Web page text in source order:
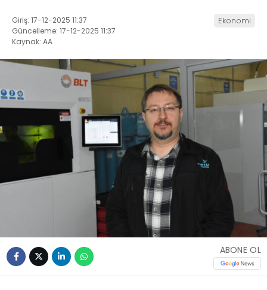
Giriş: 17-12-2025 11:37
Güncelleme: 17-12-2025 11:37
Kaynak: AA
Ekonomi
ABONE OL